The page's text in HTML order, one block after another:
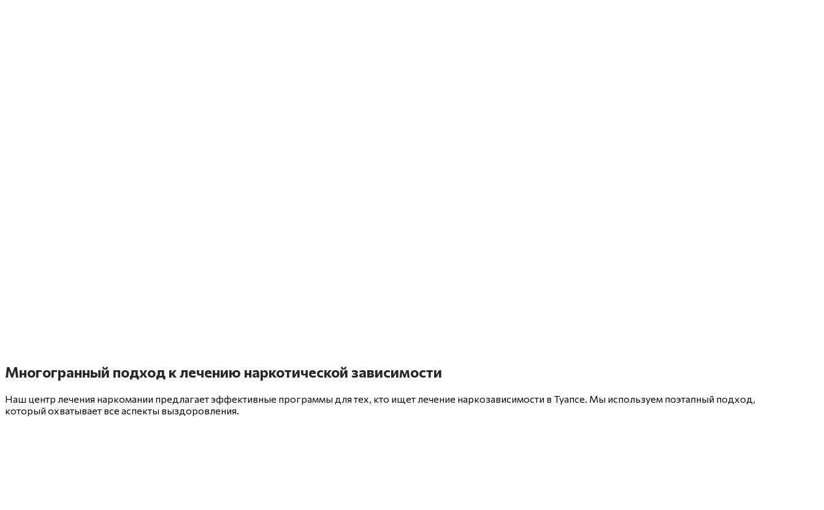
Многогранный подход к лечению наркотической зависимости
Наш центр лечения наркомании предлагает эффективные программы для тех, кто ищет лечение наркозависимости в Туапсе. Мы используем поэтапный подход,
который охватывает все аспекты выздоровления.